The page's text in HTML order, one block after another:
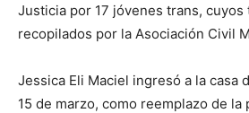
Justicia por 17 jóvenes trans,
recopilados por la Asociación Civil
Jessica Eli Maciel ingresó a la casa
15 de marzo, como reemplazo de la